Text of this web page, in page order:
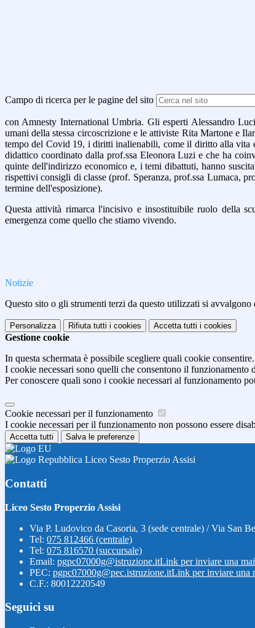
Campo di ricerca per le pagine del sito
con Amnesty International Umbria. Gli esperti Alessandro
umani della stessa circoscrizione e le attiviste Rita Martone e
tempo del Covid 19, i diritti inalienabili, come il diritto alla vita
didattico coordinato dalla prof.ssa Eleonora Luzi e che ha
quinte dell'indirizzo economico e, i temi dibattuti, hanno
rispettivi consigli di classe (prof. Speranza, prof.ssa Lumaca,
termine dell'esposizione).
Questa attività rimarca l'incisivo e insostituibile ruolo della
emergenza come quello che stiamo vivendo.
Notizie
Questo sito o gli strumenti terzi da questo utilizzati si
Personalizza Rifiuta tutti i cookies Accetta tutti i cookies
Gestione cookie
In questa schermata è possibile scegliere quali cookie consentire.
I cookie necessari sono quelli che consentono il funzionamento
Per conoscere quali sono i cookie necessari al funzionamento
Cookie necessari per il funzionamento
I cookie necessari per il funzionamento non possono essere
Accetta tutti Salva le preferenze
Liceo Sesto Properzio Assisi
Contatti
Liceo Sesto Properzio Assisi
Via P. Ludovico da Casoria, 3 (sede centrale) / Via San
Tel: 075 812466 (centrale)
Tel: 075 816570 (succursale)
Email: pgpc07000g@istruzione.itLink per inviare una
PEC: pgpc07000g@pec.istruzione.itLink per inviare una
C.F.: 80012220549
Seguici su